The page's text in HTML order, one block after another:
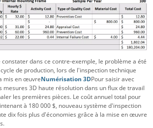
constater dans ce contre-exemple, le problème a été
de production, lors de l'inspection technique
mis en œuvreNumérisation 3DPour saisir avec
mesures 3D haute résolution dans un flux de travail
les premières pièces. Le coût annuel total pour
à 180 000 $, nouveau système d'inspection
dix fois plus d'économies grâce à la mise en œuvre